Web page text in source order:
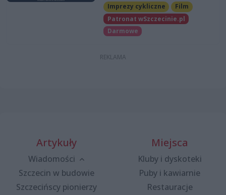
Imprezy cykliczne
Film
Patronat wSzczecinie.pl
Darmowe
Artykuły
Wiadomości
Szczecin w budowie
Szczecińscy pionierzy
Miejsca
Kluby i dyskoteki
Puby i kawiarnie
Restauracje